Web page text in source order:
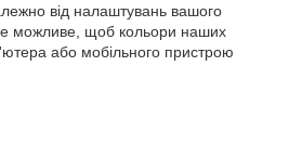
від налаштувань вашого
можливе, щоб кольори наших
або мобільного пристрою